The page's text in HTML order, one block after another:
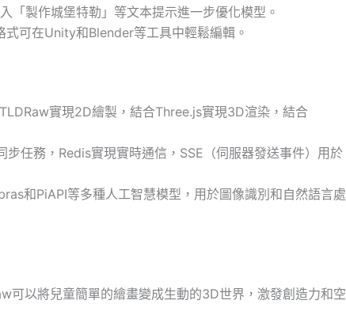
「製作城堡特勒」等文本提示進一步優化模型。
式可在Unity和Blender等工具中輕鬆編輯。
實現2D繪製，結合Three.js實現3D渲染，結合
步任務，Redis實現實時通信，SSE（伺服器發送事件）用於
和PiAPI等多種人工智慧模型，用於圖像識別和自然語言處
可以將兒童簡單的繪畫變成生動的3D世界，激發創造力和空